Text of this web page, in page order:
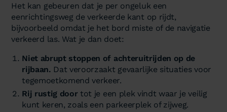
Het kan gebeuren dat je per ongeluk een
eenrichtingsweg de verkeerde kant op rijdt,
bijvoorbeeld omdat je het bord miste of de navigatie
verkeerd las. Wat je dan doet:
Niet abrupt stoppen of achteruitrijden op de
rijbaan. Dat veroorzaakt gevaarlijke situaties voor
tegemoetkomend verkeer.
Rij rustig doortot je een plek vindt waar je veilig
kunt keren, zoals een parkeerplek of zijweg.